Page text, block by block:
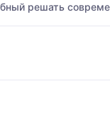
решать